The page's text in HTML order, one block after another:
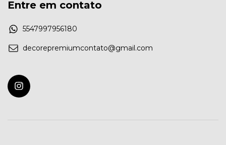
Entre em contato
5547997956180
decorepremiumcontato@gmail.com